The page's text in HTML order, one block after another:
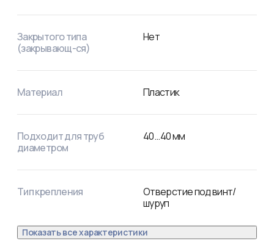
Закрытого типа
(закрывающ-ся)
Нет
Материал Пластик
Подходит для труб
диаметром
40...40мм
Тип крепления
Отверстие под винт/
шуруп
Показать все характеристики